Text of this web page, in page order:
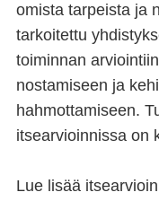
omista tarpeista ja
tarkoitettu
toiminnan
nostamiseen ja
hahmottamiseen.
itsearvioinnissa on
Lue lisää